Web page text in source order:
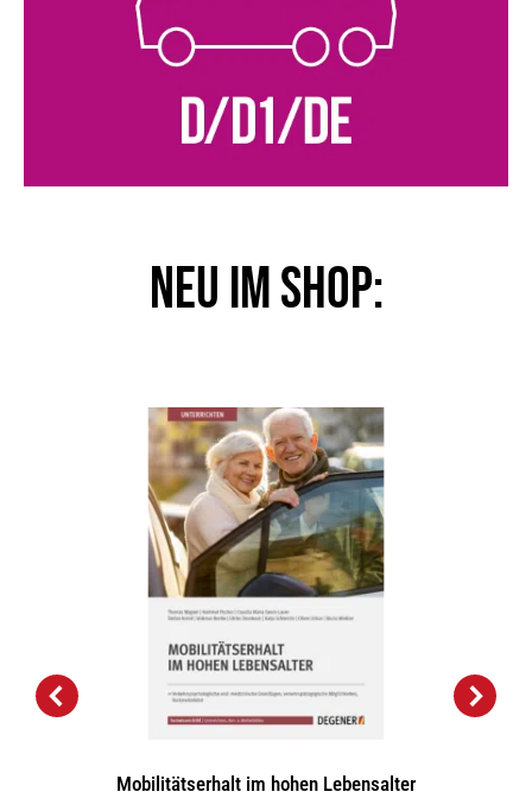
NEU im Shop:
Mobilitätserhalt im hohen Lebensalter